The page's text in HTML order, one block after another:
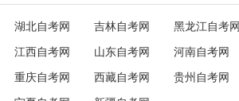
湖北自考网 吉林自考网 黑龙江自考网
江西自考网 山东自考网 河南自考网
重庆自考网 西藏自考网 贵州自考网